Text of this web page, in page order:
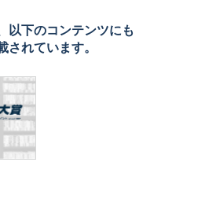
以下のコンテンツにも
されています。